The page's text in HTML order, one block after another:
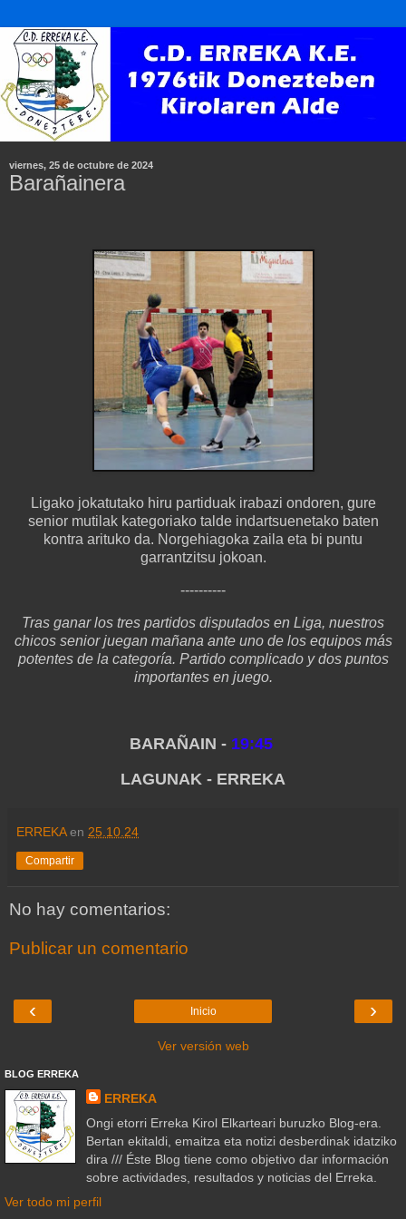
viernes, 25 de octubre de 2024
Barañainera
Ligako jokatutako hiru partiduak irabazi ondoren, gure
senior mutilak kategoriako talde indartsuenetako baten
kontra arituko da. Norgehiagoka zaila eta bi puntu
garrantzitsu jokoan.
----------
Tras ganar los tres partidos disputados en Liga, nuestros
chicos senior juegan mañana ante uno de los equipos más
potentes de la categoría. Partido complicado y dos puntos
importantes en juego.
BARAÑAIN - 19:45
LAGUNAK - ERREKA
ERREKA en 25.10.24
Compartir
No hay comentarios:
Publicar un comentario
‹ ›
Inicio
Ver versión web
BLOG ERREKA
ERREKA
Ongi etorri Erreka Kirol Elkarteari buruzko Blog-era.
Bertan ekitaldi, emaitza eta notizi desberdinak idatziko
dira /// Éste Blog tiene como objetivo dar información
sobre actividades, resultados y noticias del Erreka.
Ver todo mi perfil